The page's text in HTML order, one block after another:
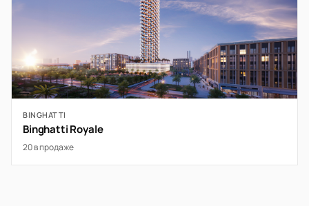
BINGHATTI
Binghatti Royale
20 в продаже